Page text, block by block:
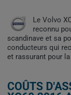
Le Volvo
reconnu
scandinave et sa
conducteurs qui
et rassurant pour
COÛTS